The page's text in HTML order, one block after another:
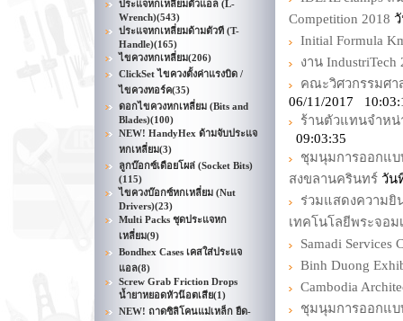
ประแจหกเหลี่ยมตัวแอล (L-
Wrench)(543)
ประแจหกเหลี่ยมด้ามตัวที (T-
Handle)(165)
ไขควงหกเหลี่ยม(206)
ClickSet ไขควงตั้งค่าแรงบิด /
ไขควงทอร์ค(35)
ดอกไขควงหกเหลี่ยม (Bits and
Blades)(100)
NEW! HandyHex ด้ามจับประแจ
หกเหลี่ยม(3)
ลูกบ๊อกซ์เดือยโผล่ (Socket Bits)
(115)
ไขควงบ๊อกซ์หกเหลี่ยม (Nut
Drivers)(23)
Multi Packs ชุดประแจหก
เหลี่ยม(9)
Bondhex Cases เคสใส่ประแจ
แอล(8)
Screw Grab Friction Drops
น้ำยาหยอดหัวน๊อตเสีย(1)
NEW! ถาดซิลิโคนแม่เหล็ก ยืด-
Competition 2018
Initial Formula
งาน IndustriTech
คณะวิศวกรรมศา
06/11/2017
ร้านตัวแทนจำหน่
09:03:35
ชุมนุมการออกแ
สงขลานครินทร์ วัน
ร่วมแสดงความยิ
เทคโนโลยีพระจอม
Samadi Services
Binh Duong
Cambodia
ชุมนุมการออกแ